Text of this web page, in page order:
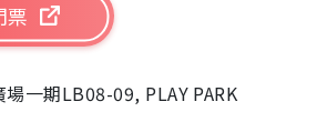
票
一期LB08-09, PLAY PARK